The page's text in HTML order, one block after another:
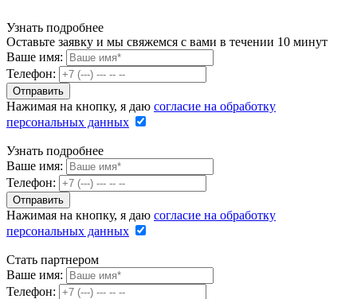
Узнать подробнее
Оставьте заявку и мы свяжемся с вами в течении 10 минут
Ваше имя:
Телефон:
Нажимая на кнопку, я даю согласие на обработку
персональных данных
Узнать подробнее
Ваше имя:
Телефон:
Нажимая на кнопку, я даю согласие на обработку
персональных данных
Стать партнером
Ваше имя:
Телефон: